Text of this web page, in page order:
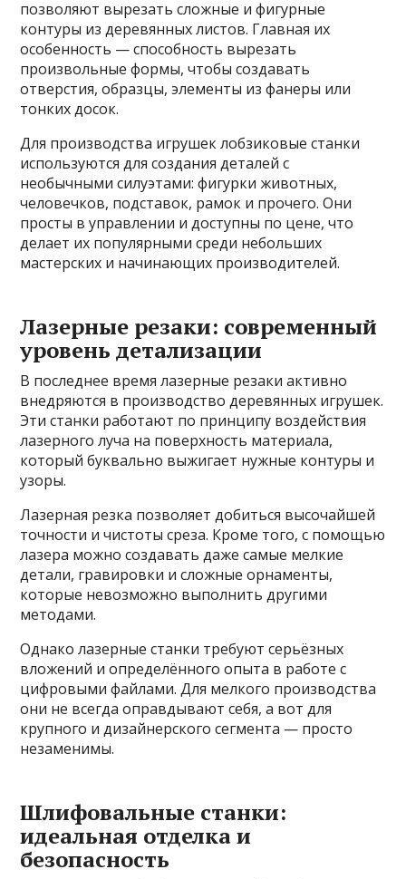
позволяют вырезать сложные и фигурные
контуры из деревянных листов. Главная их
особенность — способность вырезать
произвольные формы, чтобы создавать
отверстия, образцы, элементы из фанеры или
тонких досок.
Для производства игрушек лобзиковые станки
используются для создания деталей с
необычными силуэтами: фигурки животных,
человечков, подставок, рамок и прочего. Они
просты в управлении и доступны по цене, что
делает их популярными среди небольших
мастерских и начинающих производителей.
Лазерные резаки: современный
уровень детализации
В последнее время лазерные резаки активно
внедряются в производство деревянных игрушек.
Эти станки работают по принципу воздействия
лазерного луча на поверхность материала,
который буквально выжигает нужные контуры и
узоры.
Лазерная резка позволяет добиться высочайшей
точности и чистоты среза. Кроме того, с помощью
лазера можно создавать даже самые мелкие
детали, гравировки и сложные орнаменты,
которые невозможно выполнить другими
методами.
Однако лазерные станки требуют серьёзных
вложений и определённого опыта в работе с
цифровыми файлами. Для мелкого производства
они не всегда оправдывают себя, а вот для
крупного и дизайнерского сегмента — просто
незаменимы.
Шлифовальные станки:
идеальная отделка и
безопасность